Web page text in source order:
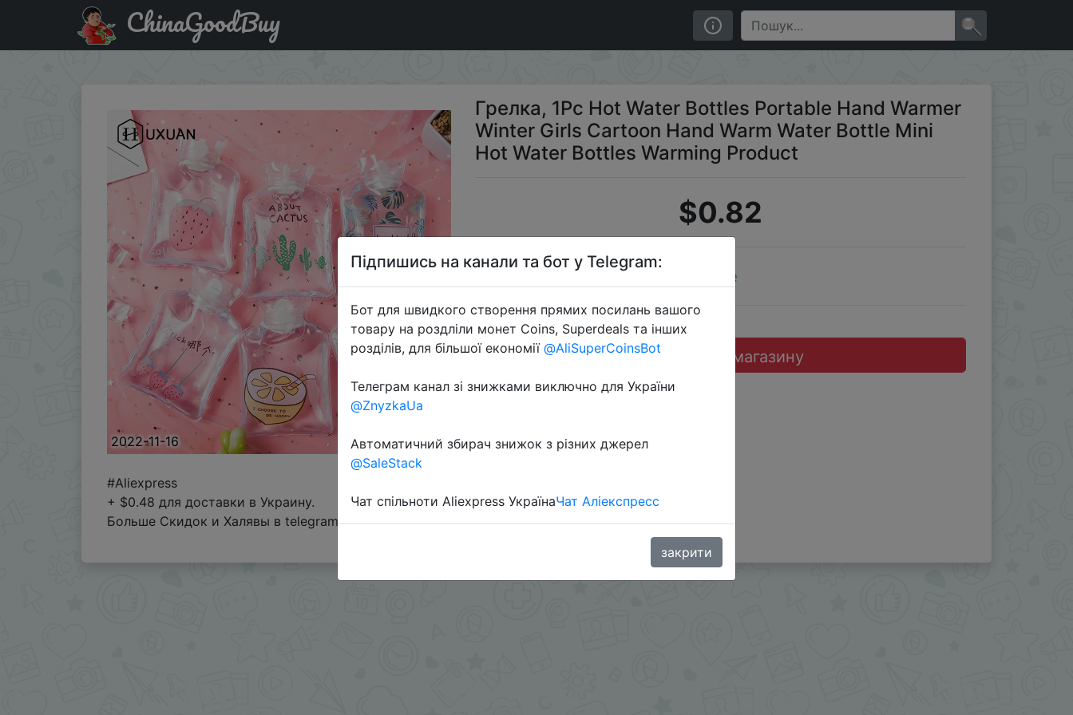
Купити на розпродажі Грелка, 1Pc Hot Water Bottles Portable Hand Warmer Winter Girls Cartoon Hand Warm Water Bottle Mini Hot Water Bottles Warming Product
ChinaGoodBuy
2022-11-16
Грелка, 1Pc Hot Water Bottles Portable Hand Warmer
Winter Girls Cartoon Hand Warm Water Bottle Mini
Hot Water Bottles Warming Product
$0.82
Sale
Перейти до магазину
#Aliexpress
+ $0.48 для доставки в Украину.
Больше Скидок и Халявы в telegramt.me/%2B8jHVizJO6XY3M2Qy
Підпишись на канали та бот у Telegram:
Бот для швидкого створення прямих посилань вашого
товару на роздліли монет Coins, Superdeals та інших
розділів, для більшої економії @AliSuperCoinsBot
Телеграм канал зі знижками виключно для України
@ZnyzkaUa
Автоматичний збирач знижок з різних джерел
@SaleStack
Чат спільноти Aliexpress УкраїнаЧат Аліекспресс
закрити